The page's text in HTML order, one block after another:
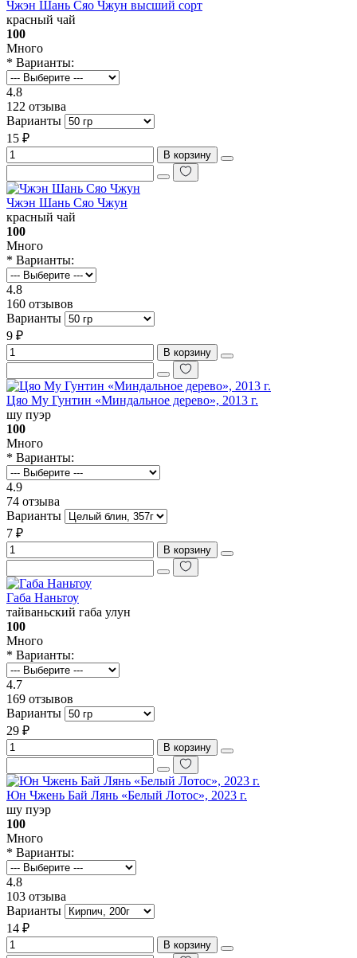
Чжэн Шань Сяо Чжун высший сорт
красный чай
100
Много
* Варианты:
4.8
122 отзыва
Варианты
15 ₽
В корзину
Чжэн Шань Сяо Чжун
красный чай
100
Много
* Варианты:
4.8
160 отзывов
Варианты
9 ₽
В корзину
Цяо Му Гунтин «Миндальное дерево», 2013 г.
шу пуэр
100
Много
* Варианты:
4.9
74 отзыва
Варианты
7 ₽
В корзину
Габа Наньтоу
тайваньский габа улун
100
Много
* Варианты:
4.7
169 отзывов
Варианты
29 ₽
В корзину
Юн Чжень Бай Лянь «Белый Лотос», 2023 г.
шу пуэр
100
Много
* Варианты:
4.8
103 отзыва
Варианты
14 ₽
В корзину